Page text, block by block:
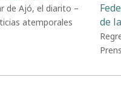
de Ajó, el diarito –
atemporales
de